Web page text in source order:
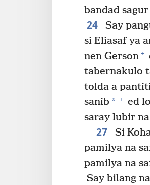
bandad
24
Say
si Eliasaf ya
nen Gerson +
tabernakulo
tolda a
sanib * + ed
saray lubir
27
Si
pamilya na
pamilya na
Say bilang